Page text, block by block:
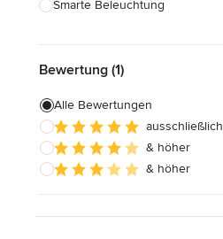
Smarte Beleuchtung
Alle anzeigen
Bewertung (1)
Alle Bewertungen
ausschließlich
& höher
& höher